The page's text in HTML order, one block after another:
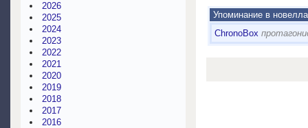
Упоминание в
ChronoBox
2026
2025
2024
2023
2022
2021
2020
2019
2018
2017
2016